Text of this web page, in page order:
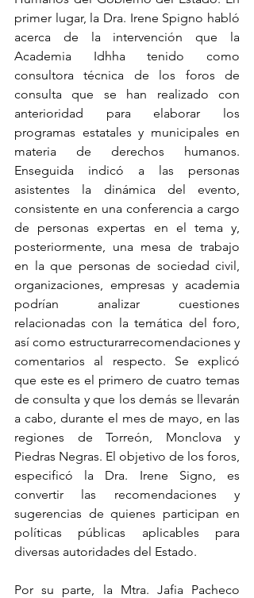
primer lugar, la Dra. Irene Spigno habló
acerca de la intervención que la
Academia Idhha tenido como
consultora técnica de los foros de
consulta que se han realizado con
anterioridad para elaborar los
programas estatales y municipales en
materia de derechos humanos.
Enseguida indicó a las personas
asistentes la dinámica del evento,
consistente en una conferencia a cargo
de personas expertas en el tema y,
posteriormente, una mesa de trabajo
en la que personas de sociedad civil,
organizaciones, empresas y academia
podrían analizar cuestiones
relacionadas con la temática del foro,
así como estructurarrecomendaciones y
comentarios al respecto. Se explicó
que este es el primero de cuatro temas
de consulta y que los demás se llevarán
a cabo, durante el mes de mayo, en las
regiones de Torreón, Monclova y
Piedras Negras. El objetivo de los foros,
especificó la Dra. Irene Signo, es
convertir las recomendaciones y
sugerencias de quienes participan en
políticas públicas aplicables para
diversas autoridades del Estado.
Por su parte, la Mtra. Jafia Pacheco